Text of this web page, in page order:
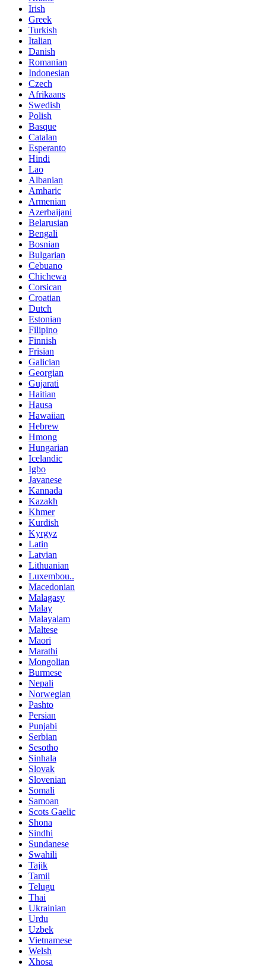
Irish
Greek
Turkish
Italian
Danish
Romanian
Indonesian
Czech
Afrikaans
Swedish
Polish
Basque
Catalan
Esperanto
Hindi
Lao
Albanian
Amharic
Armenian
Azerbaijani
Belarusian
Bengali
Bosnian
Bulgarian
Cebuano
Chichewa
Corsican
Croatian
Dutch
Estonian
Filipino
Finnish
Frisian
Galician
Georgian
Gujarati
Haitian
Hausa
Hawaiian
Hebrew
Hmong
Hungarian
Icelandic
Igbo
Javanese
Kannada
Kazakh
Khmer
Kurdish
Kyrgyz
Latin
Latvian
Lithuanian
Luxembou..
Macedonian
Malagasy
Malay
Malayalam
Maltese
Maori
Marathi
Mongolian
Burmese
Nepali
Norwegian
Pashto
Persian
Punjabi
Serbian
Sesotho
Sinhala
Slovak
Slovenian
Somali
Samoan
Scots Gaelic
Shona
Sindhi
Sundanese
Swahili
Tajik
Tamil
Telugu
Thai
Ukrainian
Urdu
Uzbek
Vietnamese
Welsh
Xhosa